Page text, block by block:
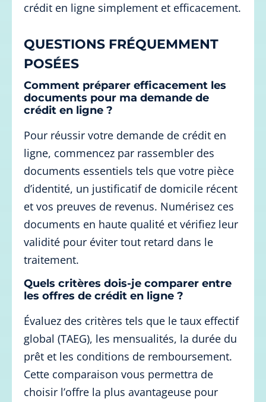
crédit en ligne simplement et efficacement.
QUESTIONS FRÉQUEMMENT
POSÉES
Comment préparer efficacement les
documents pour ma demande de
crédit en ligne ?
Pour réussir votre demande de crédit en
ligne, commencez par rassembler des
documents essentiels tels que votre pièce
d’identité, un justificatif de domicile récent
et vos preuves de revenus. Numérisez ces
documents en haute qualité et vérifiez leur
validité pour éviter tout retard dans le
traitement.
Quels critères dois-je comparer entre
les offres de crédit en ligne ?
Évaluez des critères tels que le taux effectif
global (TAEG), les mensualités, la durée du
prêt et les conditions de remboursement.
Cette comparaison vous permettra de
choisir l’offre la plus avantageuse pour